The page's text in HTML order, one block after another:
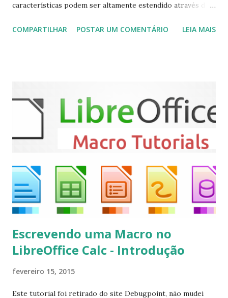
características podem ser altamente estendido através de
(personal video recorder). A versão final do Kodi 19.5
sudo apt-get install kodi Use o comando a seguir para
instalar codecs de áudio e outros complementos,
executando: $ sudo apt-get install --install-suggests
kodi Para remover, execute: $ sudo apt-get remove
COMPARTILHAR POSTAR UM COMENTÁRIO LEIA MAIS
Escrevendo uma Macro no
LibreOffice Calc - Introdução
fevereiro 15, 2015
Este tutorial foi retirado do site Debugpoint, não mudei